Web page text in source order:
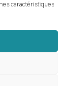
caractéristiques